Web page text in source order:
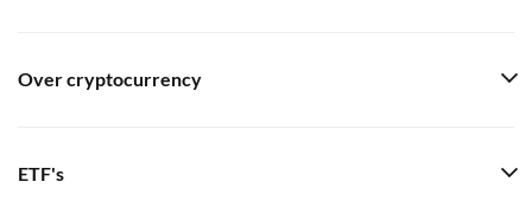
Over cryptocurrency
ETF's